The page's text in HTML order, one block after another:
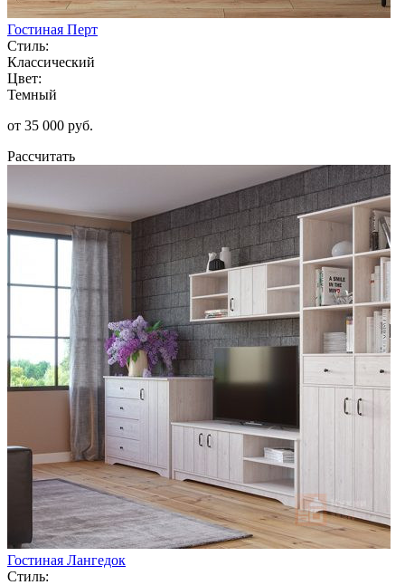
Гостиная Перт
Стиль:
Классический
Цвет:
Темный
от 35 000 руб.
Рассчитать
Гостиная Лангедок
Стиль: